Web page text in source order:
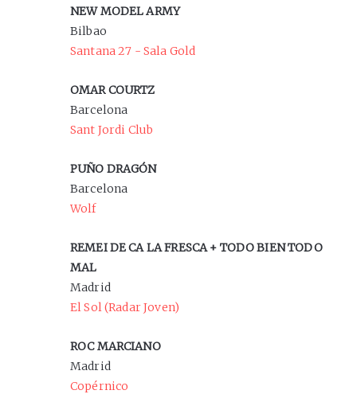
NEW MODEL ARMY
Bilbao
Santana 27 - Sala Gold
OMAR COURTZ
Barcelona
Sant Jordi Club
PUÑO DRAGÓN
Barcelona
Wolf
REMEI DE CA LA FRESCA + TODO BIEN TODO
MAL
Madrid
El Sol (Radar Joven)
ROC MARCIANO
Madrid
Copérnico